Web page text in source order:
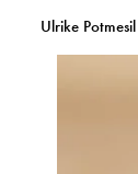
Ulrike Potmesil